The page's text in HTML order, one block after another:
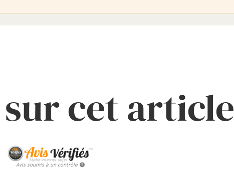
sur cet article
Avis soumis à un contrôle